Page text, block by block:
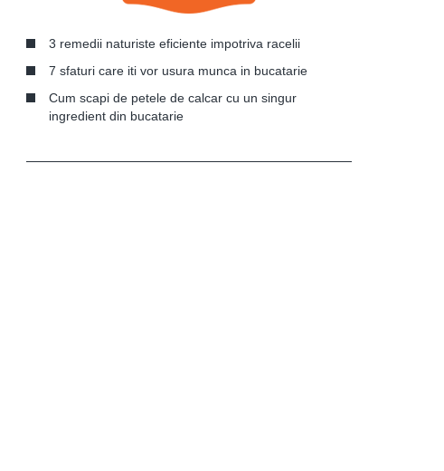
3 remedii naturiste eficiente impotriva racelii
7 sfaturi care iti vor usura munca in bucatarie
Cum scapi de petele de calcar cu un singur
ingredient din bucatarie